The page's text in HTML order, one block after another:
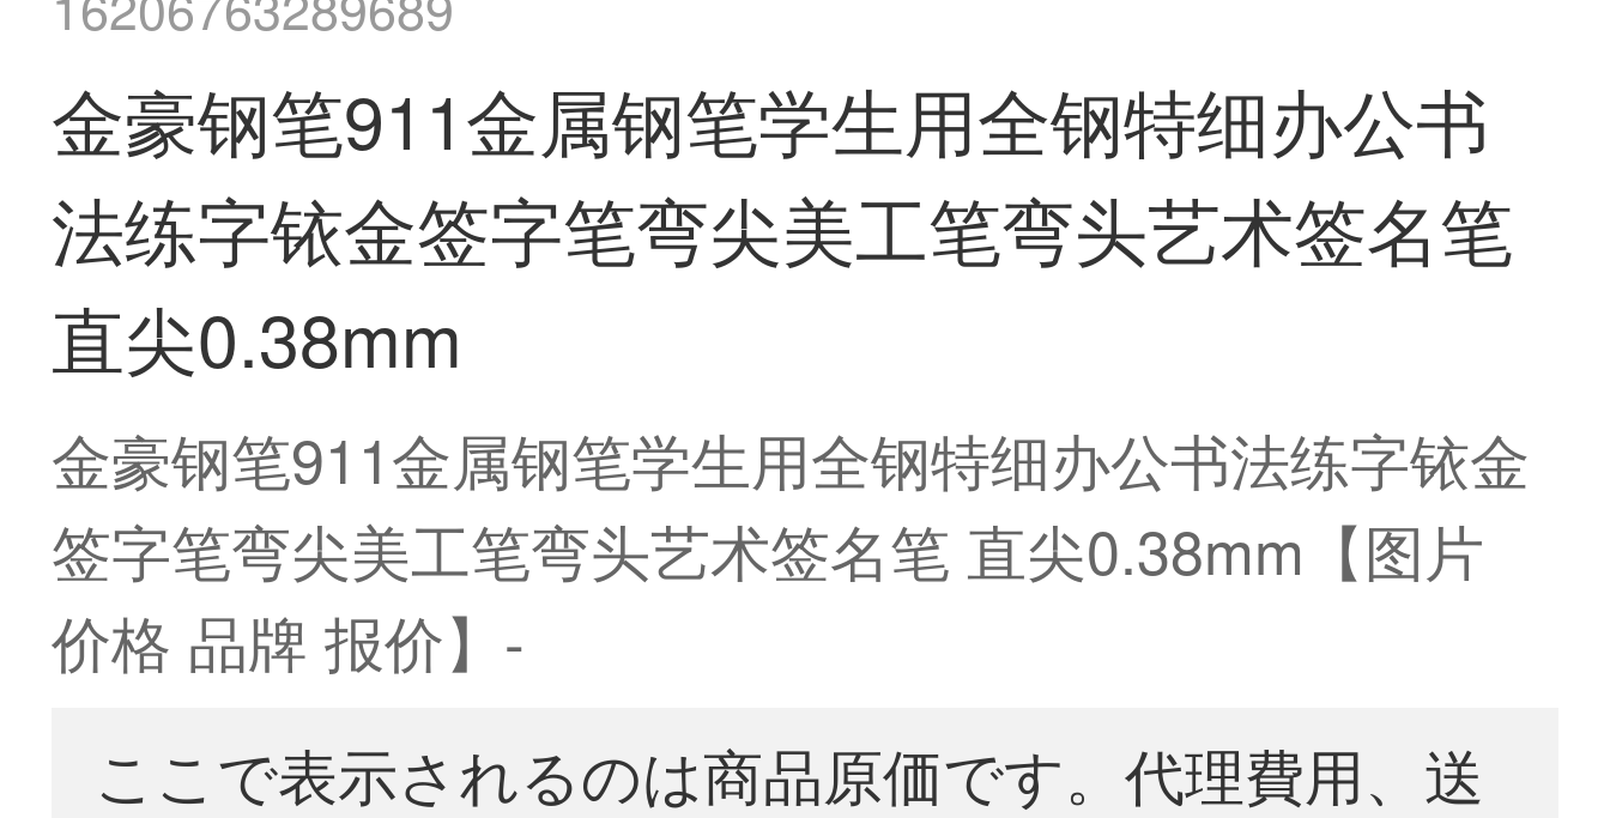
金豪钢笔911金属钢笔学生用全钢特细办公书
法练字铱金签字笔弯尖美工笔弯头艺术签名笔
直尖0.38mm
金豪钢笔911金属钢笔学生用全钢特细办公书法练字铱金
签字笔弯尖美工笔弯头艺术签名笔 直尖0.38mm【图片
价格 品牌 报价】-
ここで表示されるのは商品原価です。代理費用、送